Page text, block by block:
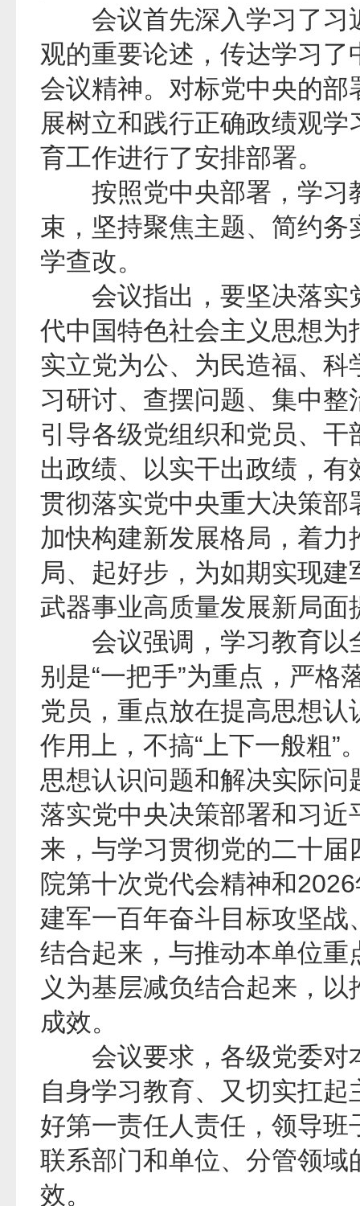
会议首先深入学习了习
观的重要论述，传达学习
会议精神。对标党中央的
展树立和践行正确政绩观
育工作进行了安排部署。
按照党中央部署，学习
束，坚持聚焦主题、简约
学查改。
会议指出，要坚决落实
代中国特色社会主义思想
实立党为公、为民造福、
习研讨、查摆问题、集中
引导各级党组织和党员、
出政绩、以实干出政绩，
贯彻落实党中央重大决策
加快构建新发展格局，着力
局、起好步，为如期实现
武器事业高质量发展新局面
会议强调，学习教育以
别是“一把手”为重点，严
党员，重点放在提高思想
作用上，不搞“上下一般粗”
思想认识问题和解决实际
落实党中央决策部署和习
来，与学习贯彻党的二十
院第十次党代会精神和
建军一百年奋斗目标攻坚
结合起来，与推动本单位
义为基层减负结合起来，
成效。
会议要求，各级党委对
自身学习教育、又切实扛
好第一责任人责任，领导班
联系部门和单位、分管领
效。